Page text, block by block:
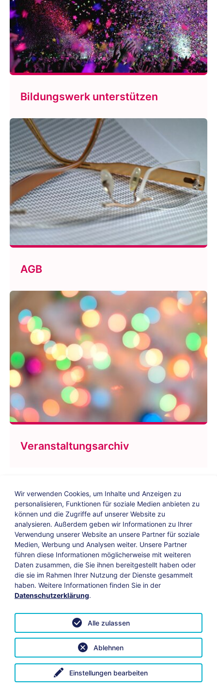
Bildungswerk unterstützen
AGB
Veranstaltungsarchiv
Bildungs-Blog| Instagram| Facebook|
YouTube
Impressum Suche Datenschutz
Vertrag widerrufen
Datenschutzeinstellungen anpassen
© 2026 KAB Bamberg | Alle Rechte vorbehalten.
Wir verwenden Cookies, um Inhalte und Anzeigen zu
personalisieren, Funktionen für soziale Medien anbieten zu
können und die Zugriffe auf unserer Website zu
analysieren. Außerdem geben wir Informationen zu Ihrer
Verwendung unserer Website an unsere Partner für soziale
Medien, Werbung und Analysen weiter. Unsere Partner
führen diese Informationen möglicherweise mit weiteren
Daten zusammen, die Sie ihnen bereitgestellt haben oder
die sie im Rahmen Ihrer Nutzung der Dienste gesammelt
haben. Weitere Informationen finden Sie in der
Datenschutzerklärung.
Einstellungen bearbeiten
Ablehnen
Alle zulassen